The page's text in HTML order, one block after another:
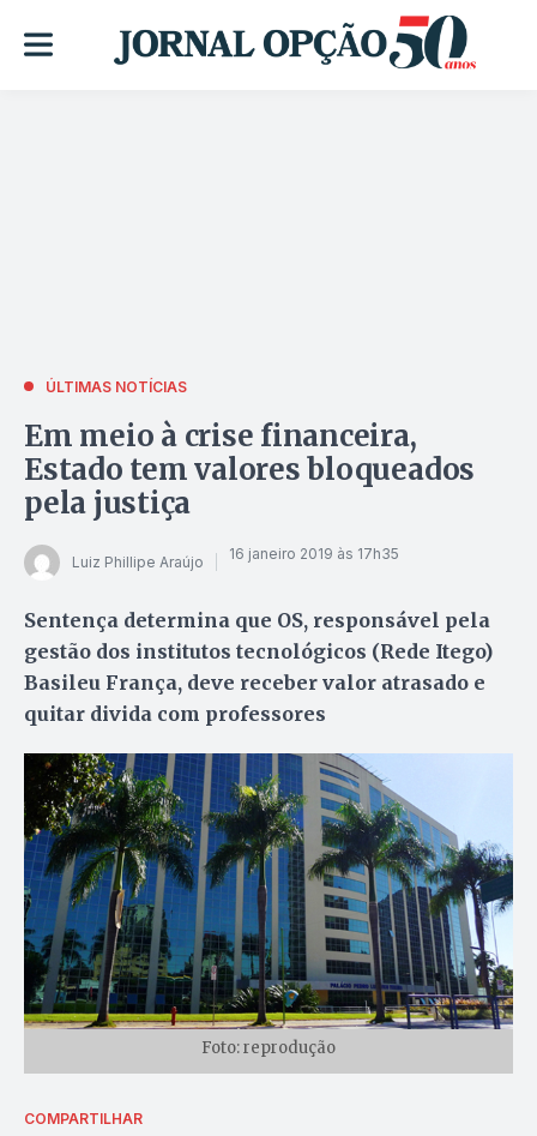
ÚLTIMAS NOTÍCIAS
Em meio à crise financeira,
Estado tem valores bloqueados
pela justiça
Luiz Phillipe Araújo 16 janeiro 2019 às 17h35
Sentença determina que OS, responsável pela
gestão dos institutos tecnológicos (Rede Itego)
Basileu França, deve receber valor atrasado e
quitar divida com professores
Foto: reprodução
COMPARTILHAR